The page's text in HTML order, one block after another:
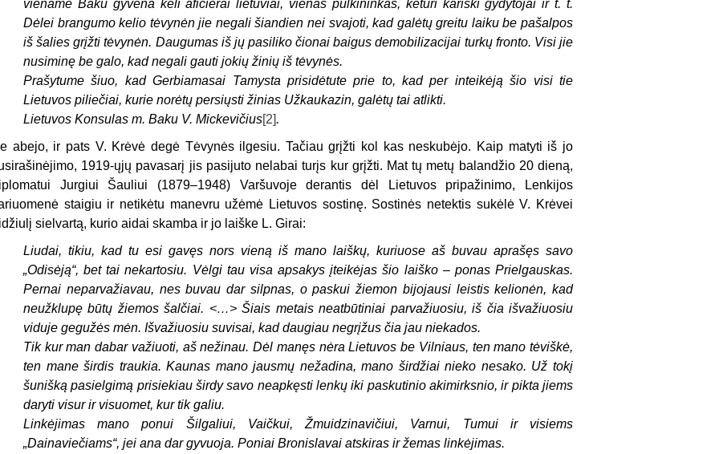
viename Baku gyvena keli aficierai lietuviai, vienas pulkininkas, keturi kariški gydytojai ir t. t.
Dėlei brangumo kelio tėvynėn jie negali šiandien nei svajoti, kad galėtų greitu laiku be pašalpos
iš šalies grįžti tėvynėn. Daugumas iš jų pasiliko čionai baigus demobilizacijai turkų fronto. Visi jie
nusiminę be galo, kad negali gauti jokių žinių iš tėvynės.
Prašytume šiuo, kad Gerbiamasai Tamysta prisidėtute prie to, kad per inteikėją šio visi tie
Lietuvos piliečiai, kurie norėtų persiųsti žinias Užkaukazin, galėtų tai atlikti.
Lietuvos Konsulas m. Baku V. Mickevičius[2].
abejo, ir pats V. Krėvė degė Tėvynės ilgesiu. Tačiau grįžti kol kas neskubėjo. Kaip matyti iš jo
1919-ųjų pavasarį jis pasijuto nelabai turįs kur grįžti. Mat tų metų balandžio 20 dieną,
Jurgiui Šauliui (1879–1948) Varšuvoje derantis dėl Lietuvos pripažinimo, Lenkijos
staigiu ir netikėtu manevru užėmė Lietuvos sostinę. Sostinės netektis sukėlė V. Krėvei
sielvartą, kurio aidai skamba ir jo laiške L. Girai:
Liudai, tikiu, kad tu esi gavęs nors vieną iš mano laiškų, kuriuose aš buvau aprašęs savo
„Odisėją“, bet tai nekartosiu. Vėlgi tau visa apsakys įteikėjas šio laiško – ponas Prielgauskas.
Pernai neparvažiavau, nes buvau dar silpnas, o paskui žiemon bijojausi leistis kelionėn, kad
neužklupę būtų žiemos šalčiai. <…> Šiais metais neatbūtiniai parvažiuosiu, iš čia išvažiuosiu
viduje gegužės mėn. Išvažiuosiu suvisai, kad daugiau negrįžus čia jau niekados.
Tik kur man dabar važiuoti, aš nežinau. Dėl manęs nėra Lietuvos be Vilniaus, ten mano tėviškė,
ten mane širdis traukia. Kaunas mano jausmų nežadina, mano širdžiai nieko nesako. Už tokį
šunišką pasielgimą prisiekiau širdy savo neapkęsti lenkų iki paskutinio akimirksnio, ir pikta jiems
daryti visur ir visuomet, kur tik galiu.
Linkėjimas mano ponui Šilgaliui, Vaičkui, Žmuidzinavičiui, Varnui, Tumui ir visiems
„Dainaviečiams“, jei ana dar gyvuoja. Poniai Bronislavai atskiras ir žemas linkėjimas.